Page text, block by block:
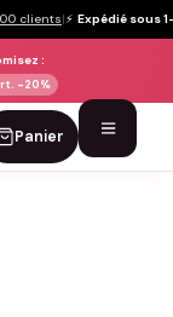
clients|⚡ Expédié sous
:
-20%
Panier